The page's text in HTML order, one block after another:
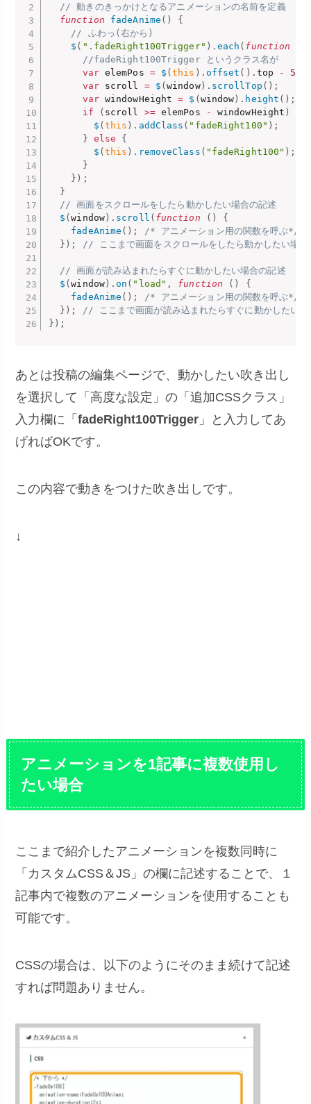
// 動きのきっかけとなるアニメーションの名前を定義
function
fadeAnime ( )
{
// ふわっ(右から)
$ ( ".fadeRight100Trigger" ) . each ( function
//fadeRight100Trigger というクラス名が
var elemPos = $ (this ) . offset ( ) . top - 50
var scroll = $ (window) . scrollTop ( ) ;
var windowHeight = $ ( window ) . height ( ) ;
if
( scroll >= elemPos - windowHeight )
$ ( this ) . addClass ( "fadeRight100" ) ;
} else
{
$ ( this ) . removeClass ( "fadeRight100" ) ;
}
} ) ;
}
// 画面をスクロールをしたら動かしたい場合の記述
$ (window) . scroll ( function ( )
{
fadeAnime ( ) ;
/* アニメーション用の関数を呼ぶ*/
} ) ; // ここまで画面をスクロールをしたら動かしたい場合
// 画面が読み込まれたらすぐに動かしたい場合の記述
$ (window) .on ( "load" , function ( )
{
fadeAnime ( ) ;
/* アニメーション用の関数を呼ぶ*/
} ) ;
// ここまで画面が読み込まれたらすぐに動かしたい場
} ) ;
あとは投稿の編集ページで、動かしたい吹き出し
を選択して「高度な設定」の「追加CSSクラス」
入力欄に「fadeRight100Trigger 」と入力してあ
げればOKです。
この内容で動きをつけた吹き出しです。
↓
アニメーションを1記事に複数使用し
たい場合
ここまで紹介したアニメーションを複数同時に
「カスタムCSS＆JS」の欄に記述することで、１
記事内で複数のアニメーションを使用することも
可能です。
CSSの場合は、以下のようにそのまま続けて記述
すれば問題ありません。